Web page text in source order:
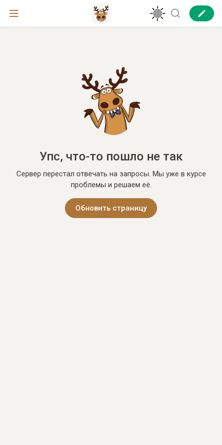
Упс, что-то пошло не так
Сервер перестал отвечать на запросы. Мы уже в курсе
проблемы и решаем её.
Обновить страницу